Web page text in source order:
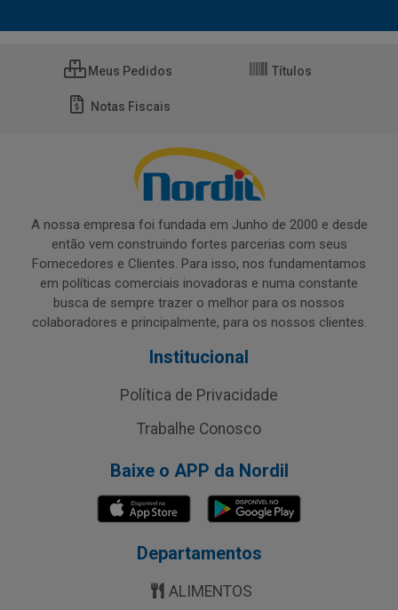
Meus Pedidos Títulos
Notas Fiscais
A nossa empresa foi fundada em Junho de 2000 e desde
então vem construindo fortes parcerias com seus
Fornecedores e Clientes. Para isso, nos fundamentamos
em políticas comerciais inovadoras e numa constante
busca de sempre trazer o melhor para os nossos
colaboradores e principalmente, para os nossos clientes.
Institucional
Política de Privacidade
Trabalhe Conosco
Baixe o APP da Nordil
Departamentos
ALIMENTOS